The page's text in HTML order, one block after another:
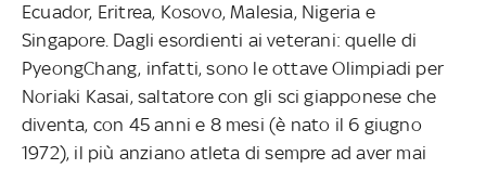
Ecuador, Eritrea, Kosovo, Malesia, Nigeria e
Singapore. Dagli esordienti ai veterani: quelle di
PyeongChang, infatti, sono le ottave Olimpiadi per
Noriaki Kasai, saltatore con gli sci giapponese che
diventa, con 45 anni e 8 mesi (è nato il 6 giugno
1972), il più anziano atleta di sempre ad aver mai